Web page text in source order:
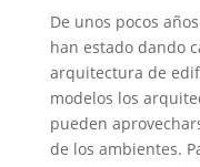
De unos pocos
han estado dando
arquitectura de
modelos los
pueden
de los ambientes.